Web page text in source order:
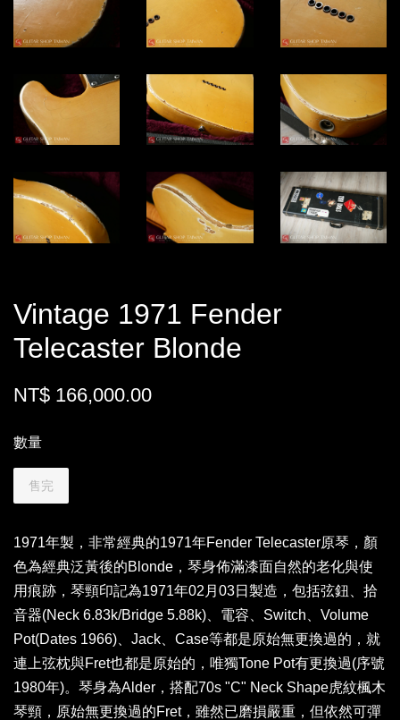
Vintage 1971 Fender
Telecaster Blonde
NT$ 166,000.00
數量
售完
1971年製，非常經典的1971年Fender Telecaster原琴，顏
色為經典泛黃後的Blonde，琴身佈滿漆面自然的老化與使
用痕跡，琴頸印記為1971年02月03日製造，包括弦鈕、拾
音器(Neck 6.83k/Bridge 5.88k)、電容、Switch、Volume
Pot(Dates 1966)、Jack、Case等都是原始無更換過的，就
連上弦枕與Fret也都是原始的，唯獨Tone Pot有更換過(序號
1980年)。琴身為Alder，搭配70s "C" Neck Shape虎紋楓木
琴頸，原始無更換過的Fret，雖然已磨損嚴重，但依然可彈